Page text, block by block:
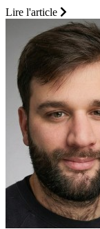
Lire l'article